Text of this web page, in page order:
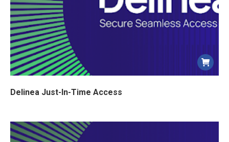
Delinea Just-In-Time Access